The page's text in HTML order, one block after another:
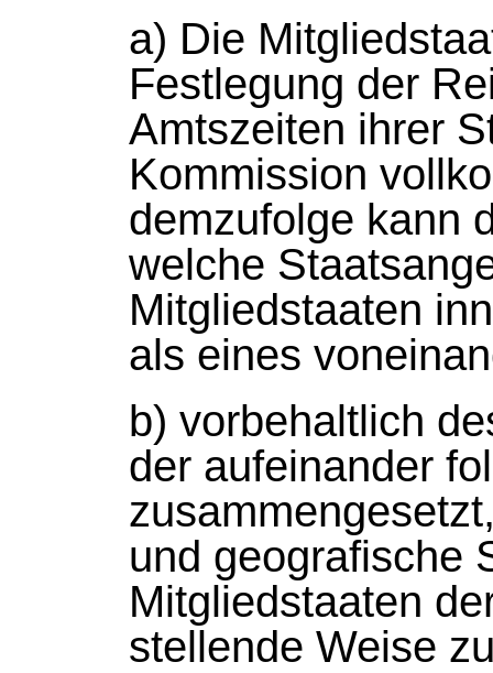
a) Die
Festlegung der
Amtszeiten ihrer
Kommission
demzufolge kann
welche
Mitgliedstaaten
als eines
b) vorbehaltlich
der aufeinander
und geografische
Mitgliedstaaten
stellende Weise